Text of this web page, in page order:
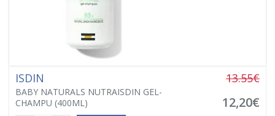
ISDIN
BABY NATURALS NUTRAISDIN GEL-
CHAMPU (400ML)
13.55€
12,20€